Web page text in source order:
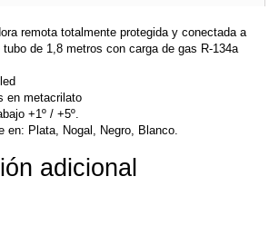
remota totalmente protegida y conectada a
tubo de 1,8 metros con carga de gas R-134a
en metacrilato
+1º / +5º.
en: Plata, Nogal, Negro, Blanco.
adicional